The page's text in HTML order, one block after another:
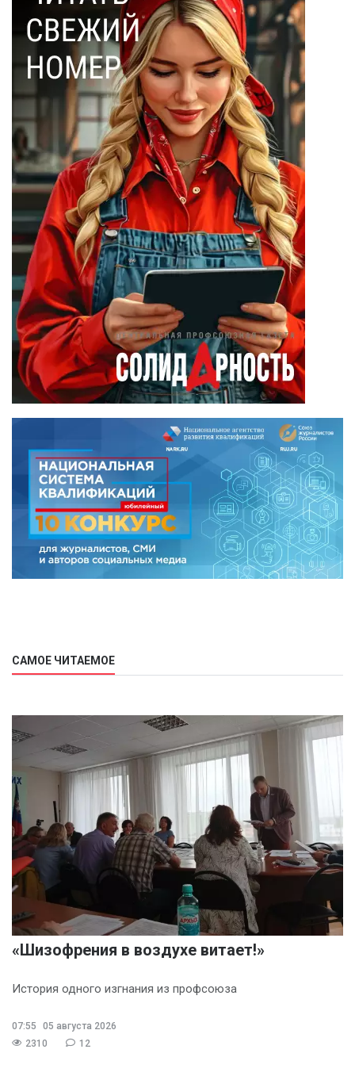
САМОЕ ЧИТАЕМОЕ
«Шизофрения в воздухе витает!»
История одного изгнания из профсоюза
07:55
05 августа 2026
2310
12